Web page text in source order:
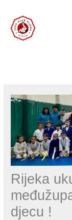
content
Rijeka
djecu !